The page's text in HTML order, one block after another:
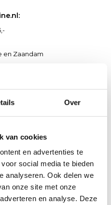
Over
van cookies
en advertenties te
social media te bieden
analyseren. Ook delen we
onze site met onze
en analyse. Deze
en Zaandam
met 40 Watt aan oude
warm-wit (2700 Kelvin) en de
niet dimbaar.